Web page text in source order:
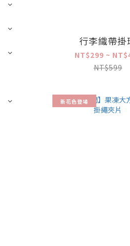
行李織帶掛
NT$299 ~
NT$599
新花色登場